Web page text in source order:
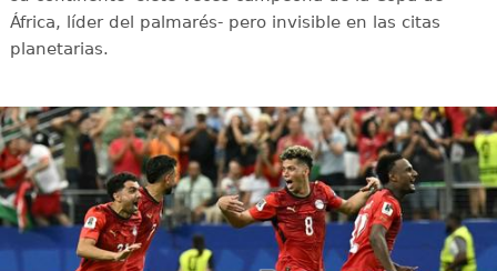
África, líder del palmarés- pero invisible en las citas
planetarias.